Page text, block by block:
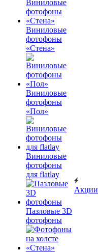
Виниловые
фотофоны
«Стена»
Виниловые
фотофоны
«Пол»
Виниловые
фотофоны
для flatlay
Пазловые 3D
фотофоны
Акции